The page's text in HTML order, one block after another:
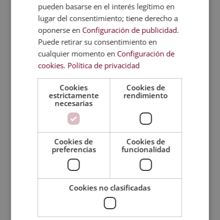
alimentos buenos para
infantiles y cuáles son
los más comunes?
Categorías de cursos
Formación Profesional
Másters y cursos de calidad y medio ambiente
Másters y cursos de comunicación
Másters y cursos de contabilidad
Másters y cursos de criminología
Másters y cursos de deporte
Másters y cursos de derecho
Másters y cursos de diseño de interiores
pueden basarse en el interés legítimo en
lugar del consentimiento; tiene derecho a
oponerse en Configuración de publicidad.
Puede retirar su consentimiento en
cualquier momento en Configuración de
cookies. Política de privacidad
Cookies
estrictamente
necesarias
Cookies de
rendimiento
Cookies de
preferencias
Cookies de
funcionalidad
Cookies no clasificadas